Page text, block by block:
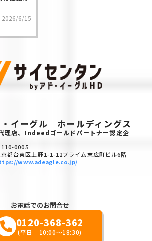
2026/6/15
イーグル ホールディングス
理店、Indeedゴールドパートナー認定企
110-0005
京都台東区上野1-1-12プライム末広町ビル6階
www.adeagle.co.jp/
お電話でのお問合せ
0120-368-362
(平日 10:00～18:30)